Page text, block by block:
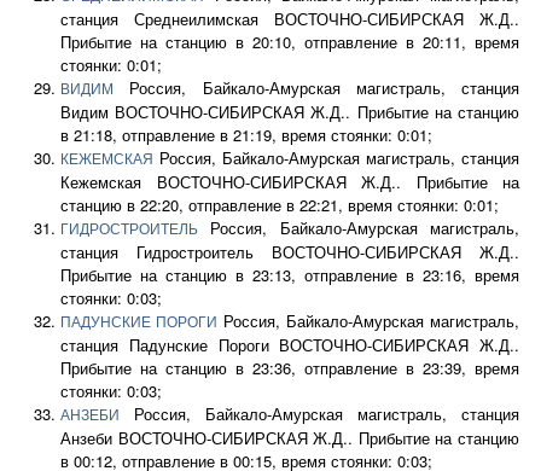
станция Среднеилимская ВОСТОЧНО-СИБИРСКАЯ Ж.Д..
Прибытие на станцию в 20:10, отправление в 20:11, время
стоянки: 0:01;
ВИДИМ
Россия, Байкало-Амурская магистраль, станция
Видим ВОСТОЧНО-СИБИРСКАЯ Ж.Д.. Прибытие на станцию
в 21:18, отправление в 21:19, время стоянки: 0:01;
КЕЖЕМСКАЯ Россия, Байкало-Амурская магистраль, станция
Кежемская ВОСТОЧНО-СИБИРСКАЯ Ж.Д.. Прибытие на
станцию в 22:20, отправление в 22:21, время стоянки: 0:01;
ГИДРОСТРОИТЕЛЬ
Россия, Байкало-Амурская магистраль,
станция Гидростроитель ВОСТОЧНО-СИБИРСКАЯ Ж.Д..
Прибытие на станцию в 23:13, отправление в 23:16, время
стоянки: 0:03;
ПАДУНСКИЕ ПОРОГИ Россия, Байкало-Амурская магистраль,
станция Падунские Пороги ВОСТОЧНО-СИБИРСКАЯ Ж.Д..
Прибытие на станцию в 23:36, отправление в 23:39, время
стоянки: 0:03;
АНЗЕБИ
Россия, Байкало-Амурская магистраль, станция
Анзеби ВОСТОЧНО-СИБИРСКАЯ Ж.Д.. Прибытие на станцию
в 00:12, отправление в 00:15, время стоянки: 0:03;